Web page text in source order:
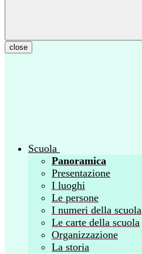
close
Scuola
Panoramica
Presentazione
I luoghi
Le persone
I numeri della scuola
Le carte della scuola
Organizzazione
La storia